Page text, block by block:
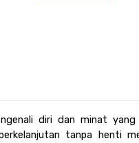
diri dan minat yang
tanpa henti